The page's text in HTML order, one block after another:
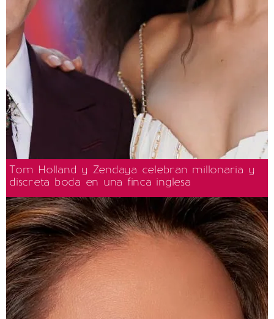
Tom Holland y Zendaya celebran millonaria y
discreta boda en una finca inglesa